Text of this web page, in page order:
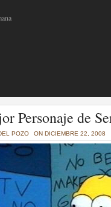
por todas las
través de sus
Personaje de
POZO ON DICIEMBRE 22, 2008